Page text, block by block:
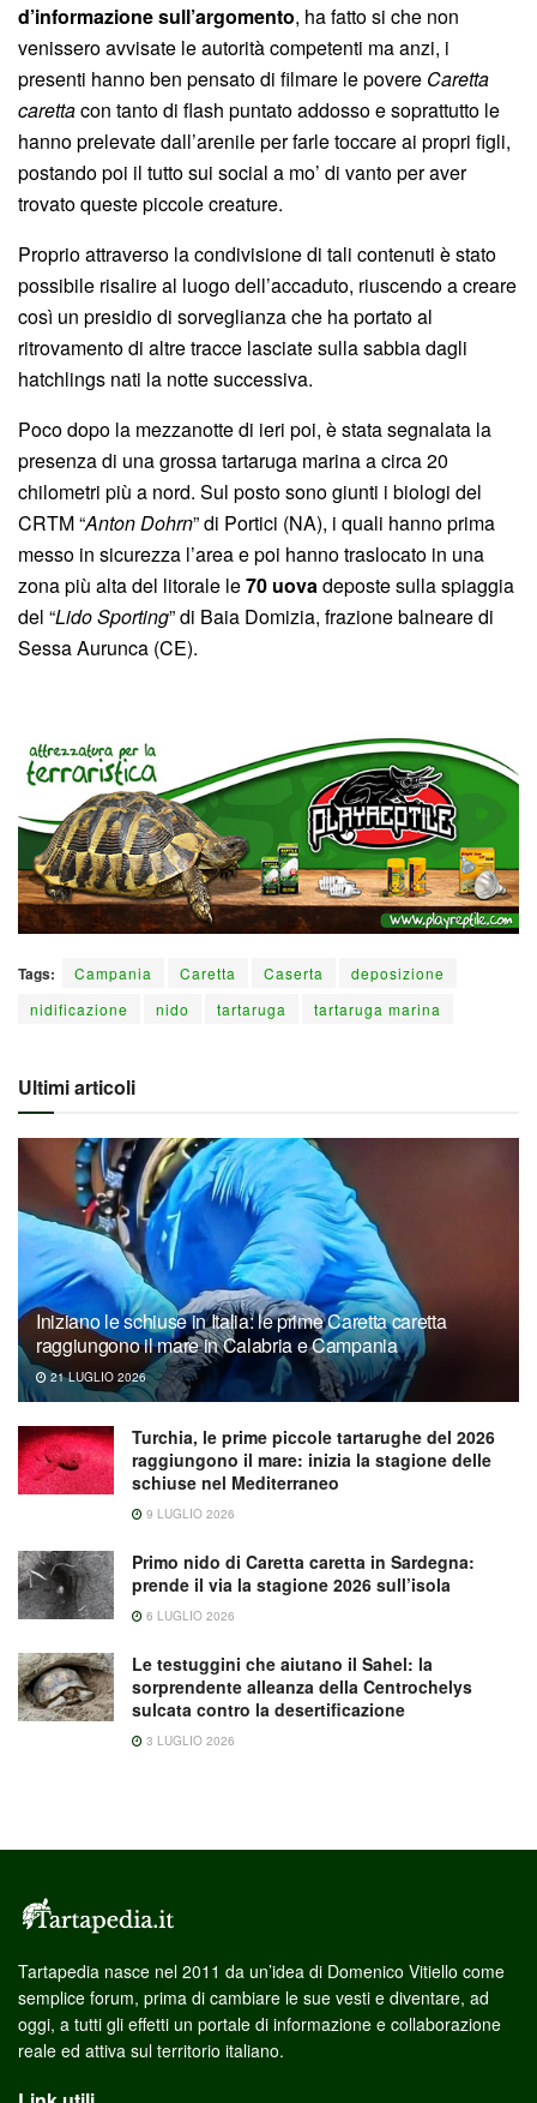
d’informazione sull’argomento, ha fatto si che non
venissero avvisate le autorità competenti ma anzi, i
presenti hanno ben pensato di filmare le povere Caretta
carettacon tanto di flash puntato addosso e soprattutto le
hanno prelevate dall’arenile per farle toccare ai propri figli,
postando poi il tutto sui social a mo’ di vanto per aver
trovato queste piccole creature.
Proprio attraverso la condivisione di tali contenuti è stato
possibile risalire al luogo dell’accaduto, riuscendo a creare
così un presidio di sorveglianza che ha portato al
ritrovamento di altre tracce lasciate sulla sabbia dagli
hatchlings nati la notte successiva.
Poco dopo la mezzanotte di ieri poi, è stata segnalata la
presenza di una grossa tartaruga marina a circa 20
chilometri più a nord. Sul posto sono giunti i biologi del
CRTM “Anton Dohrn” di Portici (NA), i quali hanno prima
messo in sicurezza l’area e poi hanno traslocato in una
zona più alta del litorale le70 uovadeposte sulla spiaggia
del “Lido Sporting” di Baia Domizia, frazione balneare di
Sessa Aurunca (CE).
Tags: Campania Caretta Caserta
deposizione
nidificazione
nido tartaruga tartaruga marina
Ultimi articoli
Iniziano le schiuse in Italia: le prime Caretta caretta
raggiungono il mare in Calabria e Campania
21 LUGLIO 2026
Turchia, le prime piccole tartarughe del 2026
raggiungono il mare: inizia la stagione delle
schiuse nel Mediterraneo
9 LUGLIO 2026
Primo nido di Caretta caretta in Sardegna:
prende il via la stagione 2026 sull’isola
6 LUGLIO 2026
Le testuggini che aiutano il Sahel: la
sorprendente alleanza della Centrochelys
sulcata contro la desertificazione
3 LUGLIO 2026
Tartapedia nasce nel 2011 da un’idea di Domenico Vitiello come
semplice forum, prima di cambiare le sue vesti e diventare, ad
oggi, a tutti gli effetti un portale di informazione e collaborazione
reale ed attiva sul territorio italiano.